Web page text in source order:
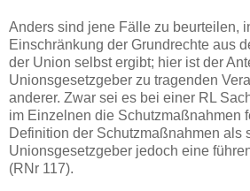
Anders sind jene Fälle zu beurteilen,
Einschränkung der Grundrechte aus
der Union selbst ergibt; hier ist der
Unionsgesetzgeber zu tragenden
anderer. Zwar sei es bei einer RL
im Einzelnen die Schutzmaßnahmen
Definition der Schutzmaßnahmen als
Unionsgesetzgeber jedoch eine
(RNr 117).